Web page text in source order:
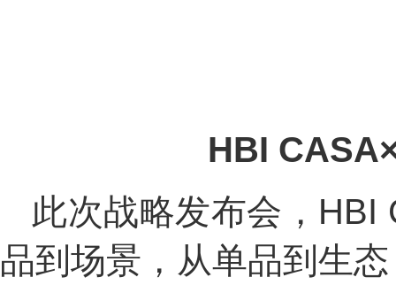
HBI
此次战略发布会，HBI
品到场景，从单品到生